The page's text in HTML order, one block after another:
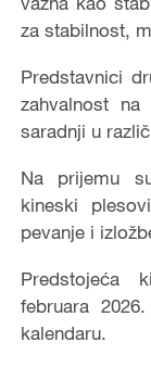
za stabilnost,
Predstavnici
zahvalnost
saradnji u
Na prijemu
kineski
pevanje i
Predstojeća
februara
kalendaru.